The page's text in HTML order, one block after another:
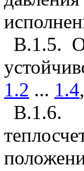
В.1.5.
1.2 ... 1.4
В.1.6.